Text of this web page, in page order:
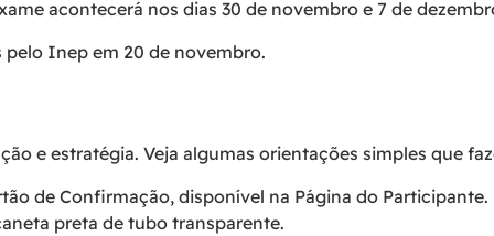
acontecerá nos dias 30 de novembro e 7 de
Inep em 20 de novembro.
e estratégia. Veja algumas orientações simples que
de Confirmação, disponível na Página do Participante.
preta de tubo transparente.